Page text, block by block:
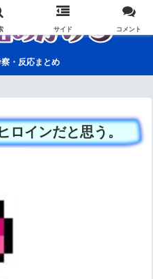
・反応まとめ
ロインだと思う。
サイド コメント